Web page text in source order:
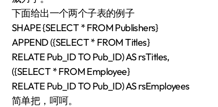
下面给出一个两个子表的例子
SHAPE {SELECT * FROM Publishers}
APPEND ({SELECT * FROM Titles}
RELATE Pub_ID TO Pub_ID) AS rsTitles,
({SELECT * FROM Employee}
RELATE Pub_ID TO Pub_ID) AS rsEmployees
简单把，呵呵。